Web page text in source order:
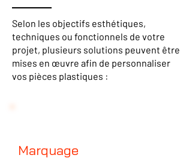
Selon les objectifs esthétiques,
techniques ou fonctionnels de votre
projet, plusieurs solutions peuvent être
mises en œuvre afin de personnaliser
vos pièces plastiques :
Marquage